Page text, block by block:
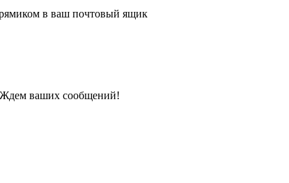
в ваш почтовый ящик
Ждем ваших сообщений!